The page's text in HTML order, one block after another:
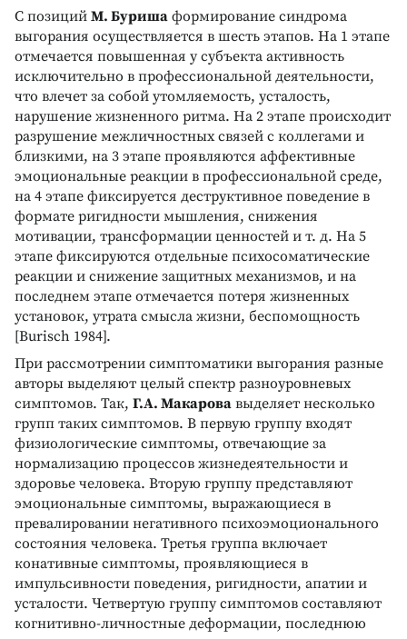
С позиций М. Буриша формирование синдрома
выгорания осуществляется в шесть этапов. На 1 этапе
отмечается повышенная у субъекта активность
исключительно в профессиональной деятельности,
что влечет за собой утомляемость, усталость,
нарушение жизненного ритма. На 2 этапе происходит
разрушение межличностных связей с коллегами и
близкими, на 3 этапе проявляются аффективные
эмоциональные реакции в профессиональной среде,
на 4 этапе фиксируется деструктивное поведение в
формате ригидности мышления, снижения
мотивации, трансформации ценностей и т. д. На 5
этапе фиксируются отдельные психосоматические
реакции и снижение защитных механизмов, и на
последнем этапе отмечается потеря жизненных
установок, утрата смысла жизни, беспомощность
[Burisch 1984].
При рассмотрении симптоматики выгорания разные
авторы выделяют целый спектр разноуровневых
симптомов. Так, Г.А. Макарова выделяет несколько
групп таких симптомов. В первую группу входят
физиологические симптомы, отвечающие за
нормализацию процессов жизнедеятельности и
здоровье человека. Вторую группу представляют
эмоциональные симптомы, выражающиеся в
превалировании негативного психоэмоционального
состояния человека. Третья группа включает
конативные симптомы, проявляющиеся в
импульсивности поведения, ригидности, апатии и
усталости. Четвертую группу симптомов составляют
когнитивно-личностные деформации, последнюю